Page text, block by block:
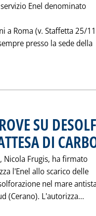
Enel denominato
a Roma (v. Staffetta 25/
presso la sede della
SU
DI
Nicola Frugis, ha firmato
l'Enel allo scarico delle
nel mare
(Cerano). L'autorizza...